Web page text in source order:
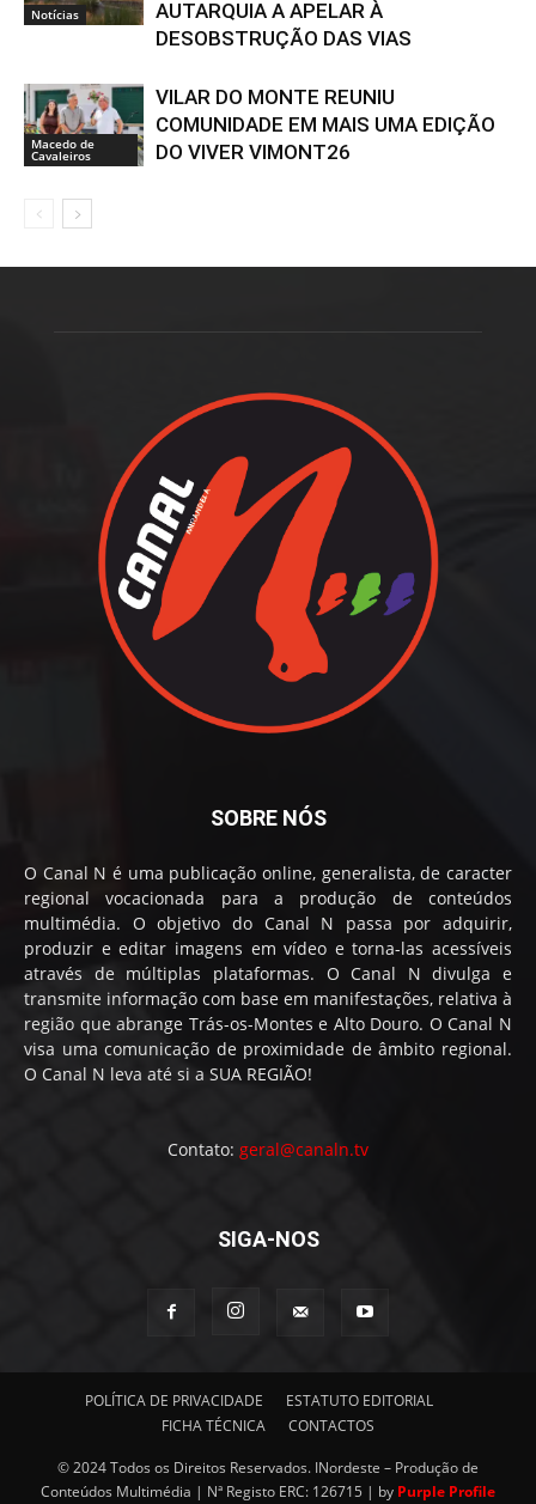
Notícias
AUTARQUIA A APELAR À
DESOBSTRUÇÃO DAS VIAS
Macedo de
Cavaleiros
VILAR DO MONTE REUNIU
COMUNIDADE EM MAIS UMA EDIÇÃO
DO VIVER VIMONT26
SOBRE NÓS
O Canal N é uma publicação online, generalista, de caracter
regional vocacionada para a produção de conteúdos
multimédia. O objetivo do Canal N passa por adquirir,
produzir e editar imagens em vídeo e torna-las acessíveis
através de múltiplas plataformas. O Canal N divulga e
transmite informação com base em manifestações, relativa à
região que abrange Trás-os-Montes e Alto Douro. O Canal N
visa uma comunicação de proximidade de âmbito regional.
O Canal N leva até si a SUA REGIÃO!
Contato: geral@canaln.tv
SIGA-NOS
POLÍTICA DE PRIVACIDADE
ESTATUTO EDITORIAL
FICHA TÉCNICA
CONTACTOS
© 2024 Todos os Direitos Reservados. INordeste – Produção de
Conteúdos Multimédia | Nª Registo ERC: 126715 | by Purple Profile